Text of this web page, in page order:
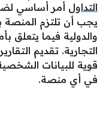
التداول أمر أساسي
يجب أن تلتزم المنصة
والدولية فيما يتعلق
التجارية. تقديم
قوية للبيانات
في أي منصة.